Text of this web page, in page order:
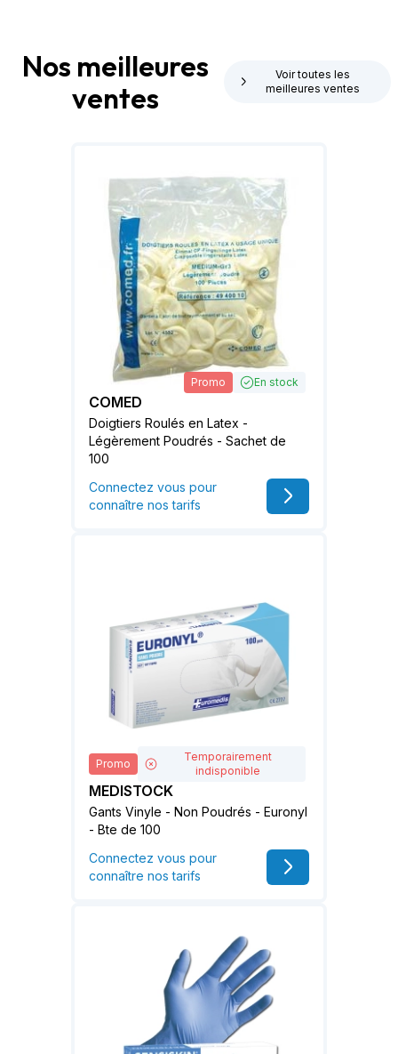
Nos meilleures
ventes
Voir toutes les
meilleures ventes
Promo En stock
COMED
Doigtiers Roulés en Latex -
Légèrement Poudrés - Sachet de
100
Connectez vous pour
connaître nos tarifs
Promo
Temporairement
indisponible
MEDISTOCK
Gants Vinyle - Non Poudrés - Euronyl
- Bte de 100
Connectez vous pour
connaître nos tarifs